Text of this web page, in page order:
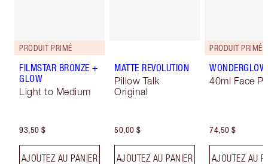
PRODUIT PRIMÉ
FILMSTAR BRONZE +
GLOW
Light to Medium
93,50 $
AJOUTEZ AU PANIER
MATTE REVOLUTION
Pillow Talk
Original
50,00 $
AJOUTEZ AU PANIER
PRODUIT PRIMÉ
WONDERGLOW
40ml Face
74,50 $
AJOUTEZ AU